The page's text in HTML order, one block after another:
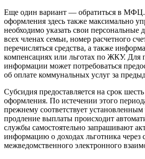
Еще один вариант — обратиться в
оформления здесь также максимально
необходимо указать свои персональные
всех членах семьи, номер расчетного
перечисляться средства, а также
компенсациях или льготах по ЖКУ. Для
информации может потребоваться
об оплате коммунальных услуг за
Субсидия предоставляется на срок
оформления. По истечении этого
прежнему соответствует
продление выплаты происходит
службы самостоятельно запрашивают
информацию о доходах льготника через
межведомственного электронного